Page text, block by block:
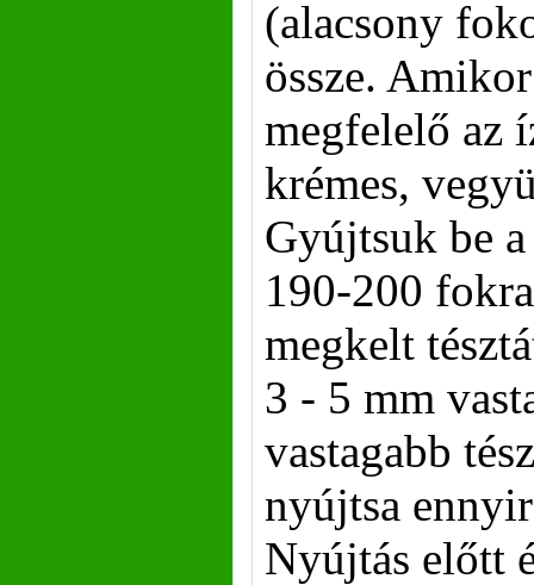
(alacsony
össze.
megfelelő az
krémes,
Gyújtsuk be
190-200
megkelt
3 - 5 mm
vastagabb
nyújtsa
Nyújtás előtt